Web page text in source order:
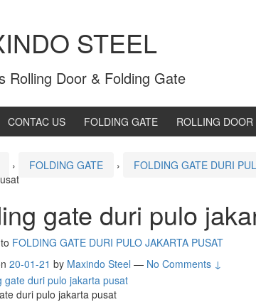
STEEL
Rolling Door & Folding Gate
CONTAC US FOLDING GATE ROLLING
› FOLDING GATE › FOLDING GATE DURI
gate duri pulo
FOLDING GATE DURI PULO JAKARTA PUSAT
20-01-21 by Maxindo Steel — No Comments ↓
duri pulo jakarta pusat